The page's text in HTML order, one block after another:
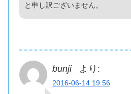
と申し訳ございません。
bunji_ より:
2016-06-14 19:56